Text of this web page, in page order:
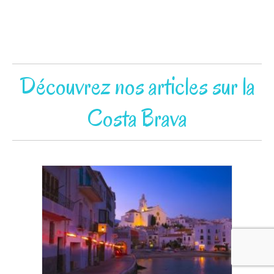
Découvrez nos articles sur la
Costa Brava